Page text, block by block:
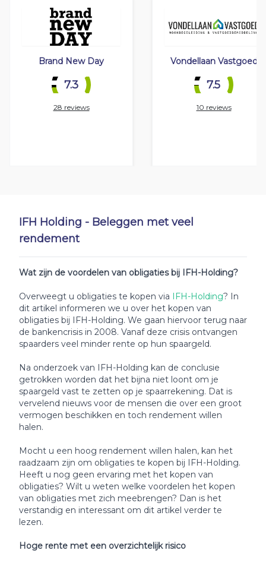
IFH Holding - Beleggen met veel
rendement
Wat zijn de voordelen van obligaties bij IFH-Holding?
Overweegt u obligaties te kopen via IFH-Holding? In
dit artikel informeren we u over het kopen van
obligaties bij IFH-Holding. We gaan hiervoor terug naar
de bankencrisis in 2008. Vanaf deze crisis ontvangen
spaarders veel minder rente op hun spaargeld.
Na onderzoek van IFH-Holding kan de conclusie
getrokken worden dat het bijna niet loont om je
spaargeld vast te zetten op je spaarrekening. Dat is
vervelend nieuws voor de mensen die over een groot
vermogen beschikken en toch rendement willen
halen.
Mocht u een hoog rendement willen halen, kan het
raadzaam zijn om obligaties te kopen bij IFH-Holding.
Heeft u nog geen ervaring met het kopen van
obligaties? Wilt u weten welke voordelen het kopen
van obligaties met zich meebrengen? Dan is het
verstandig en interessant om dit artikel verder te
lezen.
Hoge rente met een overzichtelijk risico
Brand New Day
7.3
28 reviews
Vondellaan Vastgoed
7.5
10 reviews